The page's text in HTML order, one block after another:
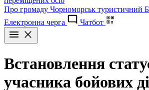
Про громаду Чорноморськ туристичний
Електронна черга
Чатбот
Встановлення
учасника бойових